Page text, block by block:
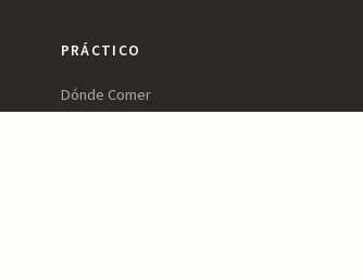
PRÁCTICO
Dónde Comer